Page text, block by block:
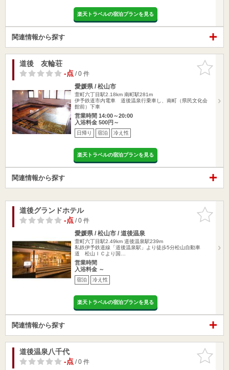
楽天トラベルの宿泊プランを見る
関連情報から探す
お気に入
りに追加
道後 友輪荘
-点/ 0 件
愛媛県 / 松山市
萱町六丁目駅2.18km 南町駅281m
伊予鉄道市内電車 道後温泉行乗車し、南町（県民文化会
館前）下車
営業時間 14:00～20:00
入浴料金 500円～
日帰り 宿泊 冷え性
楽天トラベルの宿泊プランを見る
関連情報から探す
お気に入
りに追加
道後グランドホテル
-点/ 0 件
愛媛県 / 松山市 / 道後温泉
萱町六丁目駅2.49km 道後温泉駅239m
私鉄伊予鉄道線「道後温泉駅」より徒歩5分松山自動車
道 松山ＩＣより国…
営業時間
入浴料金 ～
宿泊 冷え性
楽天トラベルの宿泊プランを見る
関連情報から探す
お気に入
りに追加
道後温泉八千代
-点/ 0 件